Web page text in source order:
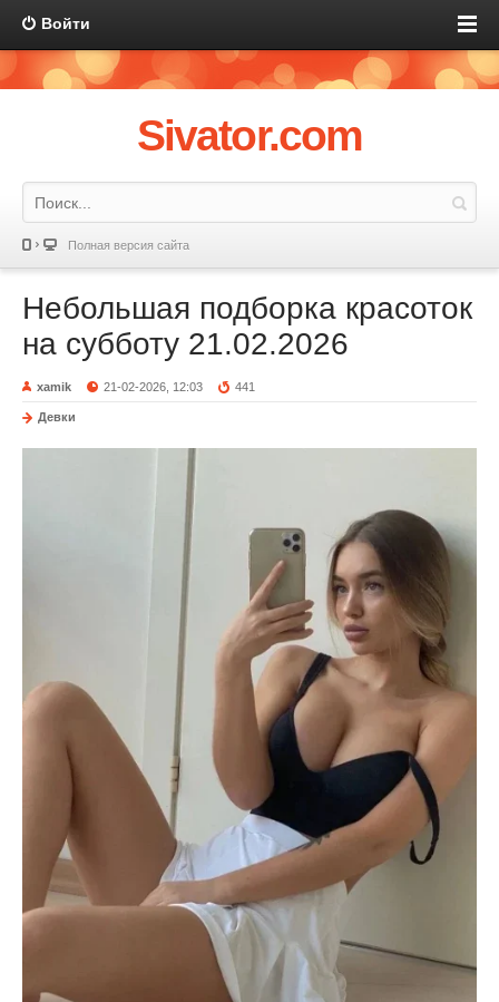
Войти
Sivator.com
Полная версия сайта
Небольшая подборка красоток
на субботу 21.02.2026
xamik 21-02-2026, 12:03 441
Девки